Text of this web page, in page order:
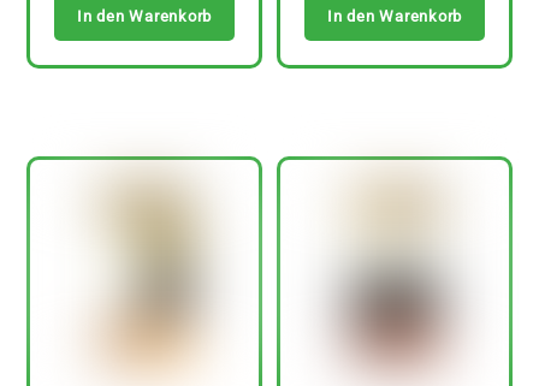
In den Warenkorb In den Warenkorb